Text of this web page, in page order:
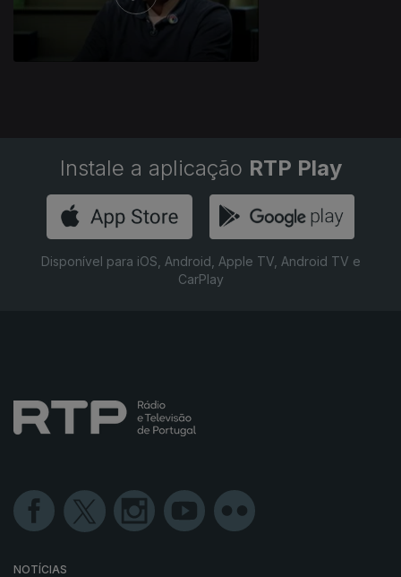
Instale a aplicação RTP Play
Disponível para iOS, Android, Apple TV, Android TV e
CarPlay
NOTÍCIAS